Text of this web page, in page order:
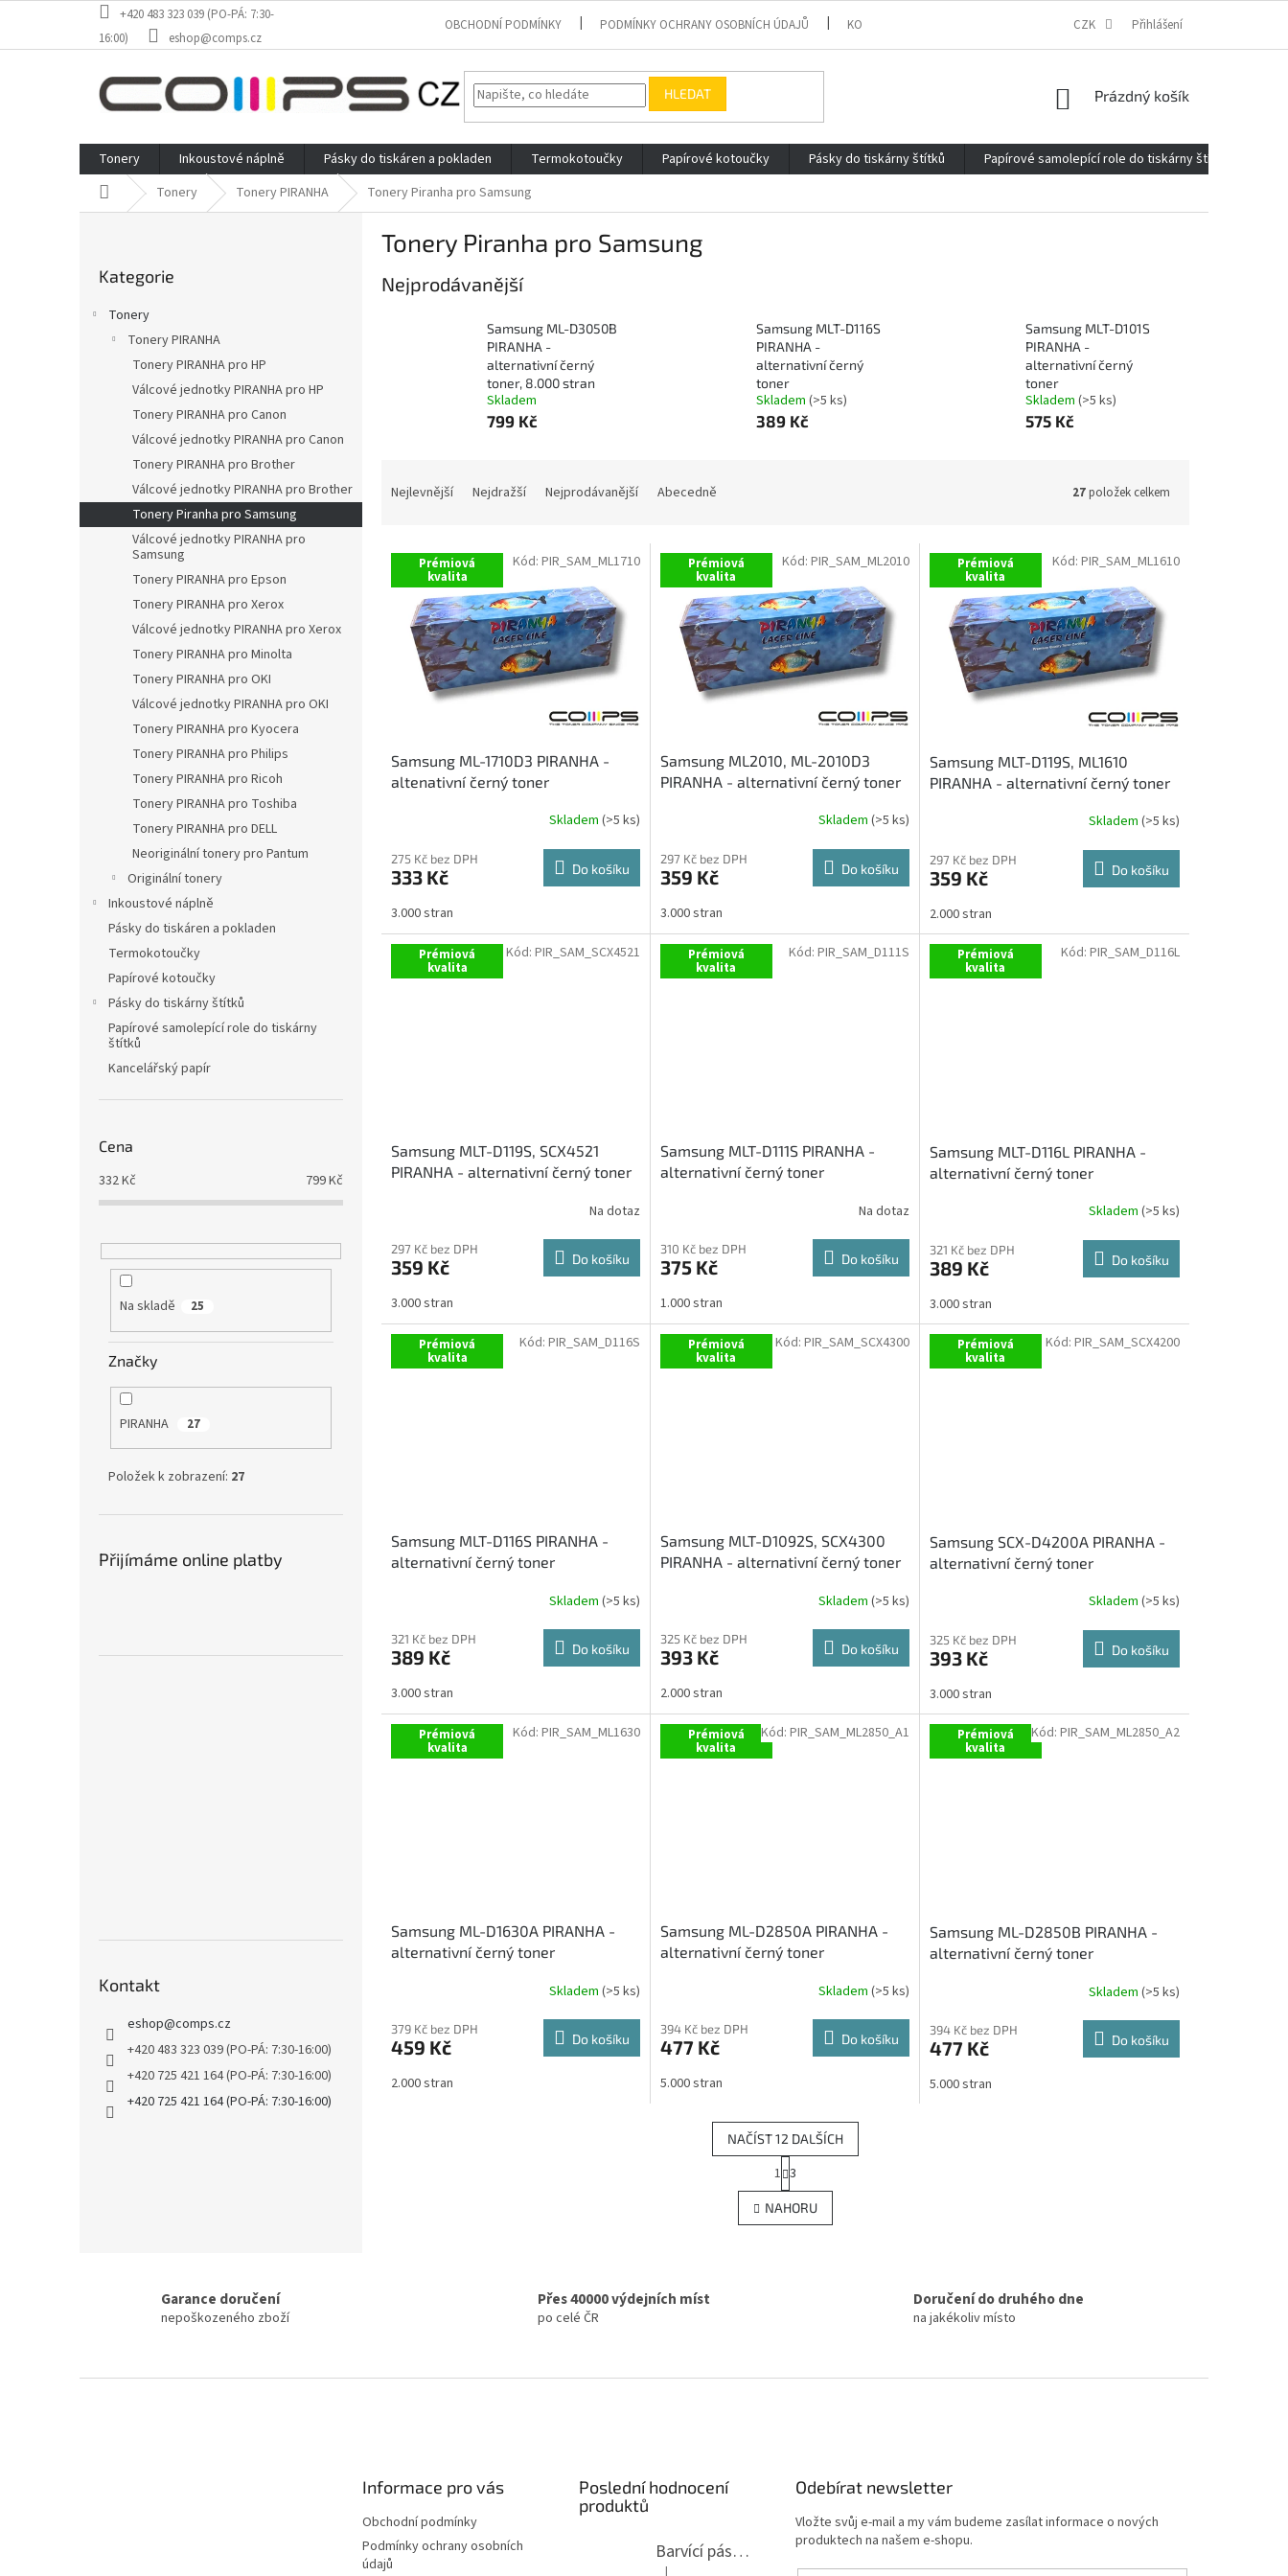
obsah
+420 483 323 039 (PO-PÁ: 7:30-
16:00)
eshop@comps.cz
OBCHODNÍ PODMÍNKY PODMÍNKY OCHRANY OSOBNÍCH ÚDAJŮ KONTAKTY REKLAMACE ELEKTROMOBILITA 2020
CZK Přihlášení
HLEDAT
NÁKUPNÍ
Prázdný košík
Tonery Inkoustové náplně Pásky do tiskáren a pokladen Termokotoučky Papírové kotoučky Pásky do tiskárny štítků Papírové samolepící role do tiskárny štítků
Domů Tonery Tonery PIRANHA Tonery Piranha pro Samsung
l
kategorie
Kategorie
Tonery
Tonery PIRANHA
Tonery PIRANHA pro HP
Válcové jednotky PIRANHA pro HP
Tonery PIRANHA pro Canon
Válcové jednotky PIRANHA pro Canon
Tonery PIRANHA pro Brother
Válcové jednotky PIRANHA pro Brother
Tonery Piranha pro Samsung
Válcové jednotky PIRANHA pro
Samsung
Tonery PIRANHA pro Epson
Tonery PIRANHA pro Xerox
Válcové jednotky PIRANHA pro Xerox
Tonery PIRANHA pro Minolta
Tonery PIRANHA pro OKI
Válcové jednotky PIRANHA pro OKI
Tonery PIRANHA pro Kyocera
Tonery PIRANHA pro Philips
Tonery PIRANHA pro Ricoh
Tonery PIRANHA pro Toshiba
Tonery PIRANHA pro DELL
Neoriginální tonery pro Pantum
Originální tonery
Inkoustové náplně
Pásky do tiskáren a pokladen
Termokotoučky
Papírové kotoučky
Pásky do tiskárny štítků
Papírové samolepící role do tiskárny
štítků
Kancelářský papír
Cena
332Kč 799Kč
Na skladě 25
Značky
PIRANHA 27
Položek k zobrazení: 27
Přijímáme online platby
Kontakt
eshop@comps.cz
+420 483 323 039 (PO-PÁ: 7:30-16:00)
+420 725 421 164 (PO-PÁ: 7:30-16:00)
+420 725 421 164 (PO-PÁ: 7:30-16:00)
Tonery Piranha pro Samsung
Nejprodávanější
Samsung ML-D3050B
PIRANHA -
alternativní černý
toner, 8.000 stran
Skladem
799 Kč
Samsung MLT-D116S
PIRANHA -
alternativní černý
toner
Skladem (>5 ks)
389 Kč
Samsung MLT-D101S
PIRANHA -
alternativní černý
toner
Skladem (>5 ks)
575 Kč
n
Nejlevnější Nejdražší Nejprodávanější Abecedně 27položek celkem
V
Prémiová
kvalita
Samsung ML-1710D3 PIRANHA -
altenativní černý toner
Skladem (>5 ks)
275 Kč bez DPH
333 Kč Do košíku
3.000 stran
Kód: PIR_SAM_ML1710 Prémiová
kvalita
Samsung ML2010, ML-2010D3
PIRANHA - alternativní černý toner
Skladem (>5 ks)
297 Kč bez DPH
359 Kč Do košíku
3.000 stran
Kód: PIR_SAM_ML2010 Prémiová
kvalita
Samsung MLT-D119S, ML1610
PIRANHA - alternativní černý toner
Skladem (>5 ks)
297 Kč bez DPH
359 Kč Do košíku
2.000 stran
Kód: PIR_SAM_ML1610
Prémiová
kvalita
Samsung MLT-D119S, SCX4521
PIRANHA - alternativní černý toner
Na dotaz
297 Kč bez DPH
359 Kč Do košíku
3.000 stran
Kód: PIR_SAM_SCX4521 Prémiová
kvalita
Samsung MLT-D111S PIRANHA -
alternativní černý toner
Na dotaz
310 Kč bez DPH
375 Kč Do košíku
1.000 stran
Kód: PIR_SAM_D111S Prémiová
kvalita
Samsung MLT-D116L PIRANHA -
alternativní černý toner
Skladem (>5 ks)
321 Kč bez DPH
389 Kč Do košíku
3.000 stran
Kód: PIR_SAM_D116L
Prémiová
kvalita
Samsung MLT-D116S PIRANHA -
alternativní černý toner
Skladem (>5 ks)
321 Kč bez DPH
389 Kč Do košíku
3.000 stran
Kód: PIR_SAM_D116S Prémiová
kvalita
Samsung MLT-D1092S, SCX4300
PIRANHA - alternativní černý toner
Skladem (>5 ks)
325 Kč bez DPH
393 Kč Do košíku
2.000 stran
Kód: PIR_SAM_SCX4300 Prémiová
kvalita
Samsung SCX-D4200A PIRANHA -
alternativní černý toner
Skladem (>5 ks)
325 Kč bez DPH
393 Kč Do košíku
3.000 stran
Kód: PIR_SAM_SCX4200
Prémiová
kvalita
Samsung ML-D1630A PIRANHA -
alternativní černý toner
Skladem (>5 ks)
379 Kč bez DPH
459 Kč Do košíku
2.000 stran
Kód: PIR_SAM_ML1630 Prémiová
kvalita
Samsung ML-D2850A PIRANHA -
alternativní černý toner
Skladem (>5 ks)
394 Kč bez DPH
477 Kč Do košíku
5.000 stran
Kód: PIR_SAM_ML2850_A1 Prémiová
kvalita
Samsung ML-D2850B PIRANHA -
alternativní černý toner
Skladem (>5 ks)
394 Kč bez DPH
477 Kč Do košíku
5.000 stran
Kód: PIR_SAM_ML2850_A2
O
v
l
k
NAČÍST 12 DALŠÍCH
t
r
á
n
1 3
NAHORU
Garance doručení
nepoškozeného zboží
Přes 40000 výdejních míst
po celé ČR
Doručení do druhého dne
na jakékoliv místo
Informace pro vás
Obchodní podmínky
Podmínky ochrany osobních
údajů
Poslední hodnocení
produktů
Barvící páska pro psací stroje DIN 1, DIN 13/10, LAND, PA červenočerná
|
Odebírat newsletter
Vložte svůj e-mail a my vám budeme zasílat informace o nových
produktech na našem e-shopu.